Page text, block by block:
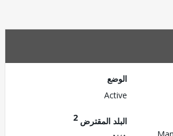
البلد المقترض